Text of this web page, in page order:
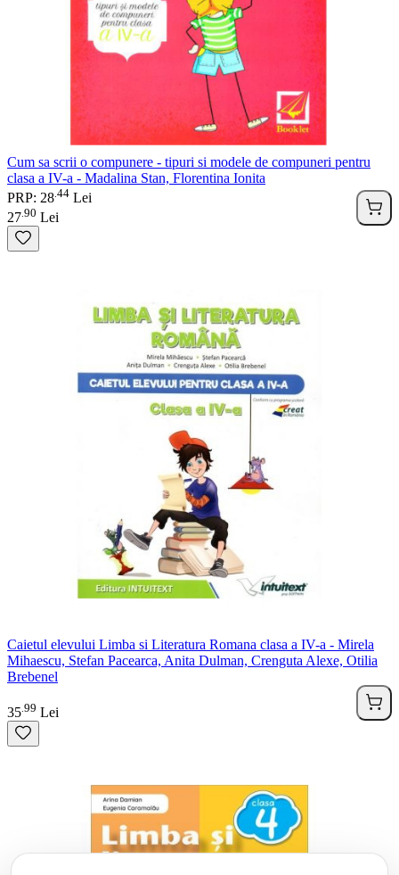
Cum sa scrii o compunere - tipuri si modele de compuneri pentru
clasa a IV-a - Madalina Stan, Florentina Ionita
PRP: 28 44 Lei
27 90 Lei
Caietul elevului Limba si Literatura Romana clasa a IV-a - Mirela
Mihaescu, Stefan Pacearca, Anita Dulman, Crenguta Alexe, Otilia
Brebenel
35 99 Lei